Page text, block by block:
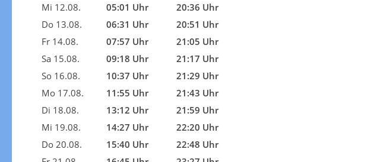
Mi 12.08.
05:01 Uhr
20:36 Uhr
Do 13.08.
06:31 Uhr
20:51 Uhr
Fr 14.08.
07:57 Uhr
21:05 Uhr
Sa 15.08.
09:18 Uhr
21:17 Uhr
So 16.08.
10:37 Uhr
21:29 Uhr
Mo 17.08.
11:55 Uhr
21:43 Uhr
Di 18.08.
13:12 Uhr
21:59 Uhr
Mi 19.08.
14:27 Uhr
22:20 Uhr
Do 20.08.
15:40 Uhr
22:48 Uhr